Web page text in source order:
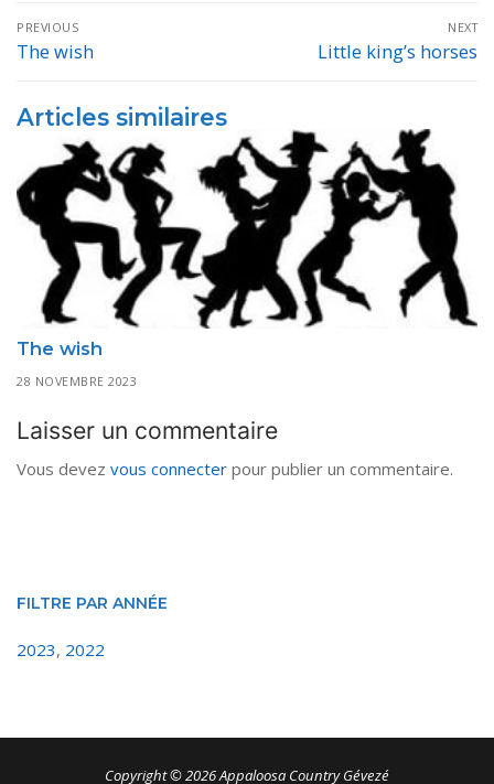
Navigation
de
PREVIOUS
Previous
The wish
NEXT
Next
Little king’s horses
Articles similaires
The wish
28 NOVEMBRE 2023
Laisser un commentaire
Vous devez vous connecter pour publier un commentaire.
FILTRE PAR ANNÉE
2023, 2022
Copyright © 2026 Appaloosa Country Gévezé